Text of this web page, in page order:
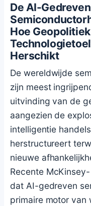
De AI-Gedreven
Hoe
Herschikt
De wereldwijde
zijn meest
uitvinding van de
aangezien de
intelligentie
herstructureert
nieuwe
Recente
dat AI-gedreven
primaire motor van